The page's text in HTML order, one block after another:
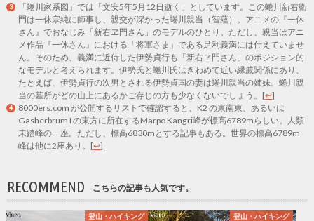
「蜷川家系図」では「文安5年5月12日逝く」としています。この蜷川新右衛
門は一休宗純に師事し、親交が深かった蜷川親当（智蘊）。アニメの『一休
さん』でおなじみ「新右ヱ門さん」のモデルのひとり。ただし、親当はアニ
メ作品『一休さん』における「将軍さま」である足利義満には仕えていませ
ん。そのため、義満に近侍した伊勢貞行も「新右ヱ門さん」のポジション的
なモデルと考えられます。伊勢氏と蜷川氏はきわめて近い縁戚関係にあり、
たとえば、伊勢貞行の次男とされる伊勢貞国の妻は蜷川親当の姉妹。蜷川親
当の墓所がどの山上にあるかご存じの方も少なくないでしょう。 [↩]
8000ers.com が公開するリストで確認すると、K2 の東南東、あるいは
Gasherbrum I の東方に所在するMarpo Kangri峰が標高6789mらしい。人類
未踏峰の一座。ただし、標高6830mとする記事もある。世界の標高6789m
峰は他に2座あり。 [↩]
RECOMMEND こちらの記事も人気です。
登山・ハイキング 登山・ハイキング